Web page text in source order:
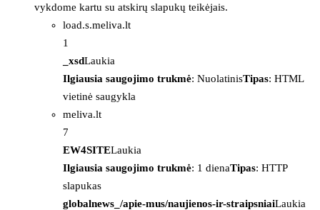
vykdome kartu su atskirų slapukų teikėjais.
load.s.meliva.lt
1
_xsdLaukia
Ilgiausia saugojimo trukmė: NuolatinisTipas: HTML
vietinė saugykla
meliva.lt
7
EW4SITELaukia
Ilgiausia saugojimo trukmė: 1 dienaTipas: HTTP
slapukas
globalnews_/apie-mus/naujienos-ir-straipsniaiLaukia